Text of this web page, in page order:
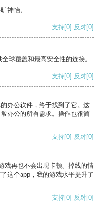
神怡。
支持[0] 反对[0]
球覆盖和最高安全性的连接。
支持[0] 反对[0]
办公软件，终于找到了它。这
办公的所有需求。操作也很简
支持[0] 反对[0]
戏再也不会出现卡顿、掉线的情
这个app，我的游戏水平提升了
支持[0] 反对[0]